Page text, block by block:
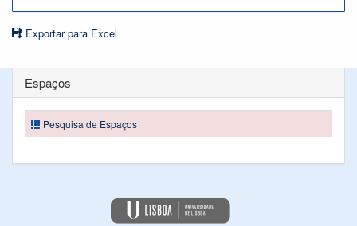
Exportar para Excel
Espaços
Pesquisa de Espaços